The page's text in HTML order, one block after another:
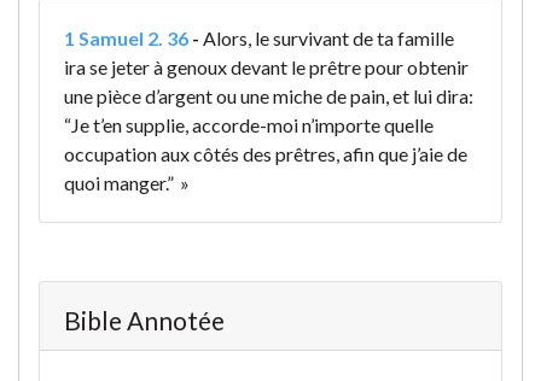
1 Samuel 2. 36 - Alors, le survivant de ta famille
ira se jeter à genoux devant le prêtre pour obtenir
une pièce d’argent ou une miche de pain, et lui dira:
“Je t’en supplie, accorde-moi n’importe quelle
occupation aux côtés des prêtres, afin que j’aie de
quoi manger.” »
Bible Annotée